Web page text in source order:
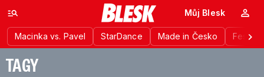
Macinka vs. Pavel StarDance Made in Česko
Můj Blesk
TAGY